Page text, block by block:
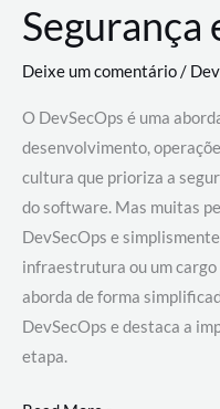
Segurança
Deixe um comentário/
O DevSecOps é uma
desenvolvimento,
cultura que prioriza a
do software. Mas muitas
DevSecOps e
infraestrutura ou um
aborda de forma
DevSecOps e destaca a
etapa.